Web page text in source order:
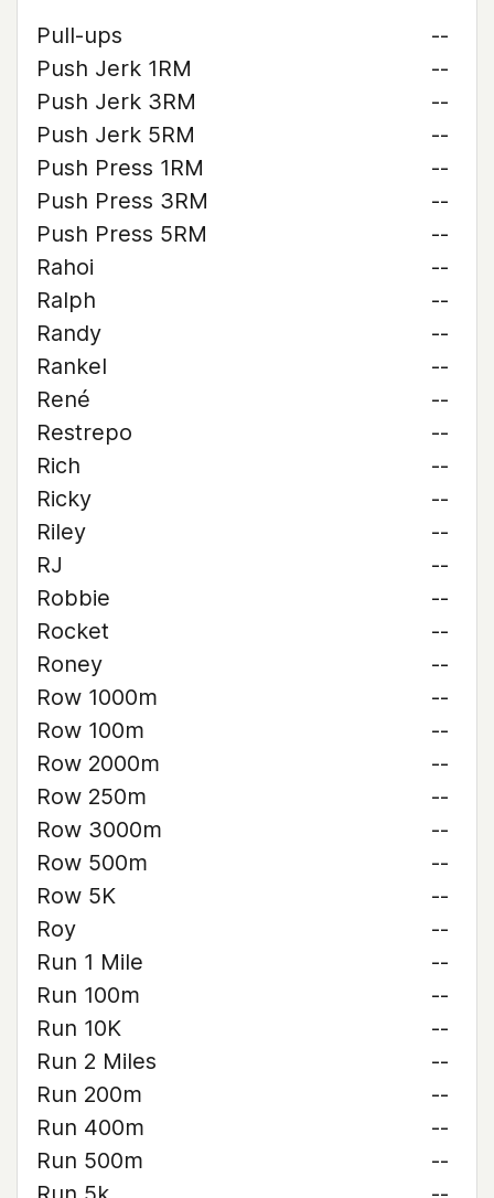
Pull-ups
--
Push Jerk 1RM
--
Push Jerk 3RM
--
Push Jerk 5RM
--
Push Press 1RM
--
Push Press 3RM
--
Push Press 5RM
--
Rahoi
--
Ralph
--
Randy
--
Rankel
--
René
--
Restrepo
--
Rich
--
Ricky
--
Riley
--
RJ
--
Robbie
--
Rocket
--
Roney
--
Row 1000m
--
Row 100m
--
Row 2000m
--
Row 250m
--
Row 3000m
--
Row 500m
--
Row 5K
--
Roy
--
Run 1 Mile
--
Run 100m
--
Run 10K
--
Run 2 Miles
--
Run 200m
--
Run 400m
--
Run 500m
--